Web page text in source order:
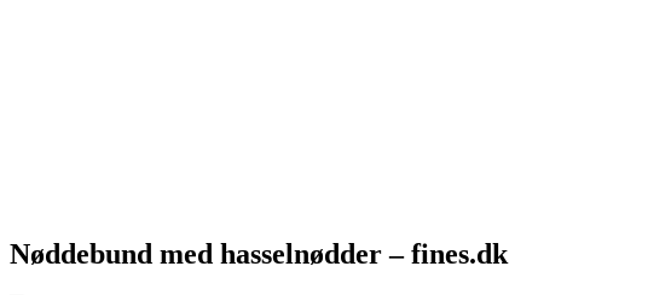
Nøddebund med hasselnødder – fines.dk